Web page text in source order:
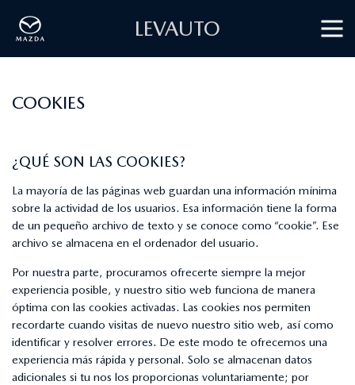
LEVAUTO
COOKIES
¿QUÉ SON LAS COOKIES?
La mayoría de las páginas web guardan una información mínima
sobre la actividad de los usuarios. Esa información tiene la forma
de un pequeño archivo de texto y se conoce como “cookie”. Ese
archivo se almacena en el ordenador del usuario.
Por nuestra parte, procuramos ofrecerte siempre la mejor
experiencia posible, y nuestro sitio web funciona de manera
óptima con las cookies activadas. Las cookies nos permiten
recordarte cuando visitas de nuevo nuestro sitio web, así como
identificar y resolver errores. De este modo te ofrecemos una
experiencia más rápida y personal. Solo se almacenan datos
adicionales si tu nos los proporcionas voluntariamente; por